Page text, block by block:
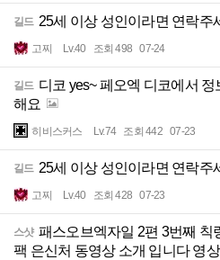
길드 25세 이상 성인이라면 연락주
고찌 Lv.40 조회 498 07-24
길드 디코 yes~ 페오엑 디코에서
해요
히비스커스 Lv.74 조회 442 07-23
길드 25세 이상 성인이라면 연락주
고찌 Lv.40 조회 428 07-23
스샷 패스오브엑자일 2편 3번째 칙
팩 은신처 동영상 소개 입니다 영